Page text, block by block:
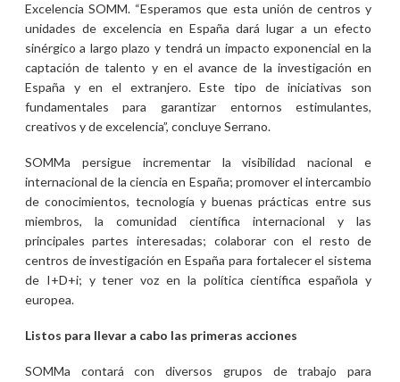
Excelencia SOMM. “Esperamos que esta unión de centros y
unidades de excelencia en España dará lugar a un efecto
sinérgico a largo plazo y tendrá un impacto exponencial en la
captación de talento y en el avance de la investigación en
España y en el extranjero. Este tipo de iniciativas son
fundamentales para garantizar entornos estimulantes,
creativos y de excelencia”, concluye Serrano.
SOMMa persigue incrementar la visibilidad nacional e
internacional de la ciencia en España; promover el intercambio
de conocimientos, tecnología y buenas prácticas entre sus
miembros, la comunidad científica internacional y las
principales partes interesadas; colaborar con el resto de
centros de investigación en España para fortalecer el sistema
de I+D+i; y tener voz en la política científica española y
europea.
Listos para llevar a cabo las primeras acciones
SOMMa contará con diversos grupos de trabajo para